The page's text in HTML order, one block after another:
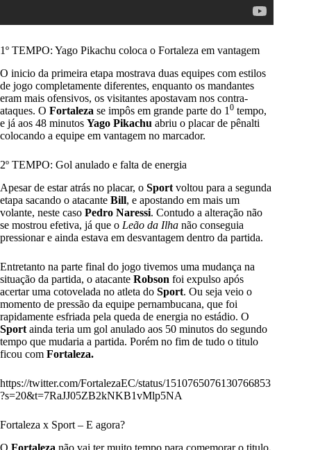
1º TEMPO: Yago Pikachu coloca o Fortaleza em vantagem
O inicio da primeira etapa mostrava duas equipes com estilos
de jogo completamente diferentes, enquanto os mandantes
eram mais ofensivos, os visitantes apostavam nos contra-
ataques. O Fortaleza se impôs em grande parte do 1 0 tempo,
e já aos 48 minutos Yago Pikachu abriu o placar de pênalti
colocando a equipe em vantagem no marcador.
2º TEMPO: Gol anulado e falta de energia
Apesar de estar atrás no placar, o Sport voltou para a segunda
etapa sacando o atacante Bill, e apostando em mais um
volante, neste caso Pedro Naressi. Contudo a alteração não
se mostrou efetiva, já que o Leão da Ilha não conseguia
pressionar e ainda estava em desvantagem dentro da partida.
Entretanto na parte final do jogo tivemos uma mudança na
situação da partida, o atacante Robson foi expulso após
acertar uma cotovelada no atleta do Sport. Ou seja veio o
momento de pressão da equipe pernambucana, que foi
rapidamente esfriada pela queda de energia no estádio. O
Sport ainda teria um gol anulado aos 50 minutos do segundo
tempo que mudaria a partida. Porém no fim de tudo o titulo
ficou com Fortaleza.
https://twitter.com/FortalezaEC/status/1510765076130766853
?s=20&t=7RaJJ05ZB2kNKB1vMlp5NA
Fortaleza x Sport – E agora?
O Fortaleza não vai ter muito tempo para comemorar o titulo,